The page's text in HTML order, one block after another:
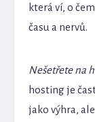
která ví, o
času a nervů.
Nešetřete na
hosting je
jako výhra,